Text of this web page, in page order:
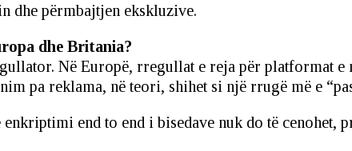
dhe përmbajtjen ekskluzive.
dhe Britania?
Në Europë, rregullat e reja për platformat
pa reklama, në teori, shihet si një rrugë më e
end to end i bisedave nuk do të cenohet,